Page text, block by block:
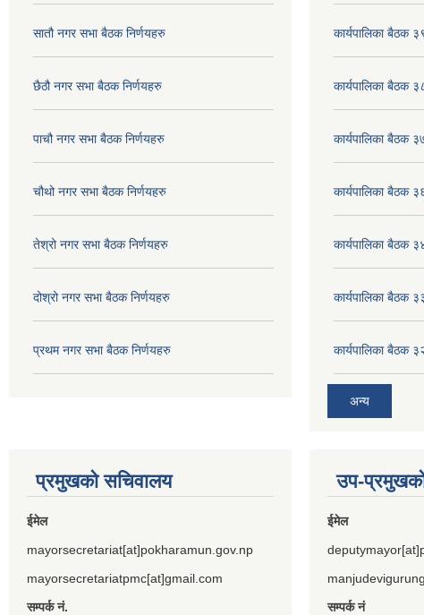
सातौ नगर सभा बैठक निर्णयहरु
छैठौ नगर सभा बैठक निर्णयहरु
पाचौ नगर सभा बैठक निर्णयहरु
चौथो नगर सभा बैठक निर्णयहरु
तेश्रो नगर सभा बैठक निर्णयहरु
दोश्रो नगर सभा बैठक निर्णयहरु
प्रथम नगर सभा बैठक निर्णयहरु
कार्यपालिका बैठक
कार्यपालिका बैठक
कार्यपालिका बैठक
कार्यपालिका
कार्यपालिका बैठक
कार्यपालिका बैठक
कार्यपालिका बैठक
अन्य
प्रमुखको सचिवालय
ईमेल
mayorsecretariat[at]pokharamun.gov.np
mayorsecretariatpmc[at]gmail.com
सम्पर्क नं.
उप-
ईमेल
सम्पर्क नं